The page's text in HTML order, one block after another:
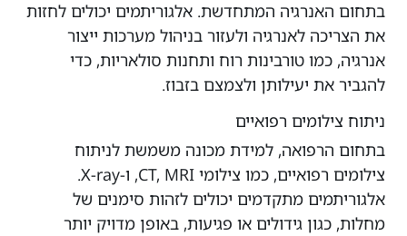
בתחום האנרגיה המתחדשת. אלגוריתמים יכולים לחזות
את הצריכה לאנרגיה ולעזור בניהול מערכות ייצור
אנרגיה, כמו טורבינות רוח ותחנות סולאריות, כדי
להגביר את יעילותן ולצמצם בזבוז.
ניתוח צילומים רפואיים
בתחום הרפואה, למידת מכונה משמשת לניתוח
צילומים רפואיים, כמו צילומי CT, MRI, ו-X-ray.
אלגוריתמים מתקדמים יכולים לזהות סימנים של
מחלות, כגון גידולים או פגיעות, באופן מדויק יותר